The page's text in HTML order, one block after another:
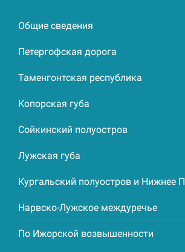
Общие сведения
Петергофская дорога
Таменгонтская республика
Копорская губа
Сойкинский полуостров
Лужская губа
Кургальский полуостров и Нижнее
Нарвско-Лужское междуречье
По Ижорской возвышенности